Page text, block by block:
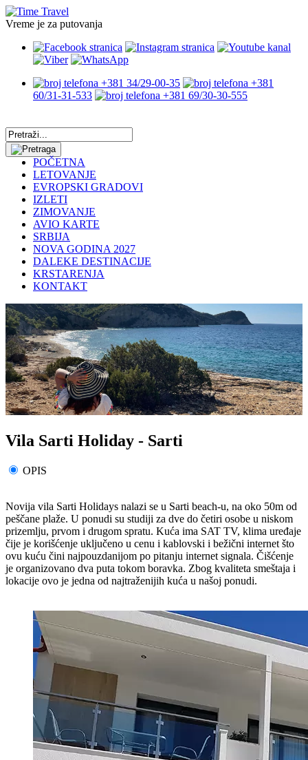
Vreme je za putovanja
+381 34/29-00-35
+381
60/31-31-533
+381 69/30-30-555
POČETNA
LETOVANJE
EVROPSKI GRADOVI
IZLETI
ZIMOVANJE
AVIO KARTE
SRBIJA
NOVA GODINA 2027
DALEKE DESTINACIJE
KRSTARENJA
KONTAKT
Vila Sarti Holiday - Sarti
OPIS
Novija vila Sarti Holidays nalazi se u Sarti beach-u, na oko 50m od
peščane plaže. U ponudi su studiji za dve do četiri osobe u niskom
prizemlju, prvom i drugom spratu. Kuća ima SAT TV, klima uređaje
čije je korišćenje uključeno u cenu i kablovski i bežični internet što
ovu kuću čini najpouzdanijom po pitanju internet signala. Čišćenje
je organizovano dva puta tokom boravka. Zbog kvaliteta smeštaja i
lokacije ovo je jedna od najtraženijih kuća u našoj ponudi.